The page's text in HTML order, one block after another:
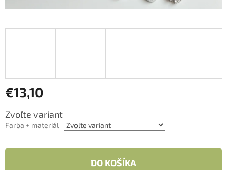
€13,10
Jednotková
cena:
Zvoľte variant
Farba + materiál
DO KOŠÍKA